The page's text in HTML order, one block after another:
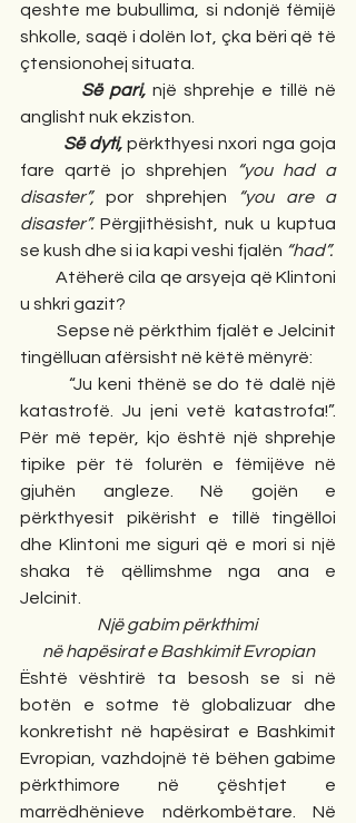
qeshte me bubullima, si ndonjë fëmijë
shkolle, saqë i dolën lot, çka bëri që të
çtensionohej situata.
         Së pari,
një shprehje e tillë në
anglisht nuk ekziston.
Së dyti, përkthyesi nxori nga goja
fare qartë jo shprehjen
“you had a
disaster”, por shprehjen
“you are a
disaster”. Përgjithësisht, nuk u kuptua
se kush dhe si ia kapi veshi fjalën “had”.
Atëherë cila qe arsyeja që Klintoni
u shkri gazit?
tingëlluan afërsisht në këtë mënyrë:
katastrofë. Ju jeni vetë katastrofa!”.
Për më tepër, kjo është një shprehje
tipike për të folurën e fëmijëve në
gjuhën angleze. Në gojën e
përkthyesit pikërisht e tillë tingëlloi
dhe Klintoni me siguri që e mori si një
shaka të qëllimshme nga ana e
Jelcinit.
Një gabim përkthimi
në hapësirat e Bashkimit Evropian
Është vështirë ta besosh se si në
botën e sotme të globalizuar dhe
konkretisht në hapësirat e Bashkimit
Evropian, vazhdojnë të bëhen gabime
përkthimore në çështjet e
marrëdhënieve ndërkombëtare. Në